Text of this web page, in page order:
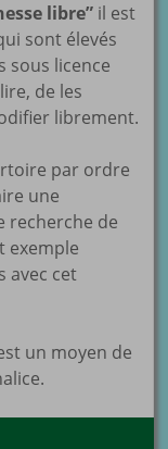
libre” il est
sont élevés
sous licence
de les
librement.
par ordre
une
recherche de
exemple
avec cet
un moyen de